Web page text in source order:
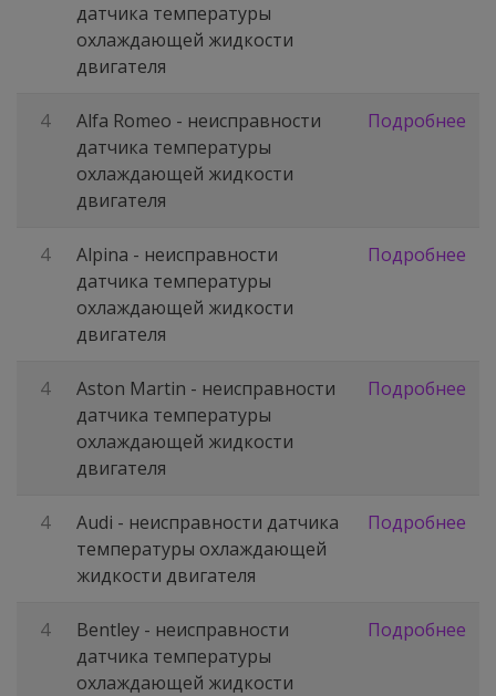
датчика температуры
охлаждающей жидкости
двигателя
4
Alfa Romeo - неисправности
датчика температуры
охлаждающей жидкости
двигателя
Подробнее
4
Alpina - неисправности
датчика температуры
охлаждающей жидкости
двигателя
Подробнее
4
Aston Martin - неисправности
датчика температуры
охлаждающей жидкости
двигателя
Подробнее
4
Audi - неисправности датчика
температуры охлаждающей
жидкости двигателя
Подробнее
4
Bentley - неисправности
датчика температуры
охлаждающей жидкости
Подробнее